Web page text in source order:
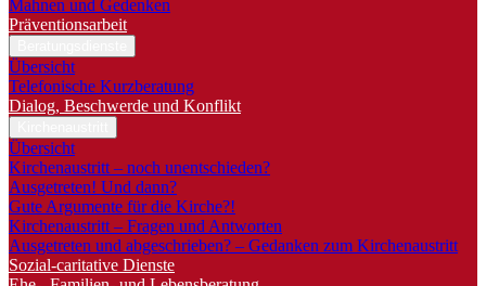
Mahnen und Gedenken
Präventionsarbeit
Übersicht
Telefonische Kurzberatung
Dialog, Beschwerde und Konflikt
Übersicht
Kirchenaustritt – noch unentschieden?
Ausgetreten! Und dann?
Gute Argumente für die Kirche?!
Kirchenaustritt – Fragen und Antworten
Ausgetreten und abgeschrieben? – Gedanken zum Kirchenaustritt
Sozial-caritative Dienste